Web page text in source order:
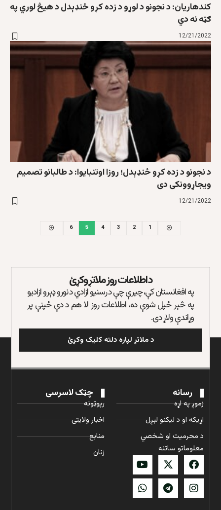
کندهاريان: د نجونو د لوړو د زده کړو ځنډېدل د هيڅ لوري په
ګټه نه دي
12/21/2022
د نجونو د زده کړو ځنډېدل؛ روزا اوتنبایوا: د طالبانو تصميم
ويجاړوونکی دی
12/21/2022
1
2
3
4
5
6
د اطلاعات روز ملاتړ وکړئ
په افغانستان کې، چیرې چې د رسنیو ازادي د نورو ډېرو ازادیو
په څېر ځپل شوې ده، اطلاعات روز لا هم د دې ځپنې پر
وړاندې ولاړ دی.
د ملاتړ لپاره دلته کلیک وکړئ
رسانه
زموږ په اړه
اړیکه او د لیکنو لېږل
د محرمیت او شخصي
معلوماتو ساتنه
چټک لاسرسی
رپوټونه
اخبار ولایتی
منابع
زنان